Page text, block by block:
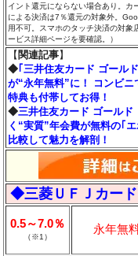
イント還元にならない場合あり。カ
による決済は7％還元の対象外。
用不可。スマホのタッチ決済の対象
ービス詳細ページを要確認。）
【関連記事】
◆ ｢三井住友カード ゴール
が“永年無料”に！ コンビ
特典も付帯してお得！
◆三井住友カード ゴールド
く“実質”年会費が無料の｢
比較して魅力を解剖！
◆三菱ＵＦＪカード
0.5～7.0％
（※1）
永年無